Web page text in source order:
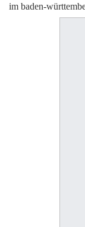
im baden-